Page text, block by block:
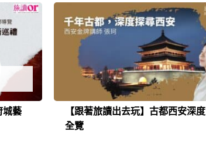
城藝
【跟著旅讀出去玩】古都西安深度
全覽